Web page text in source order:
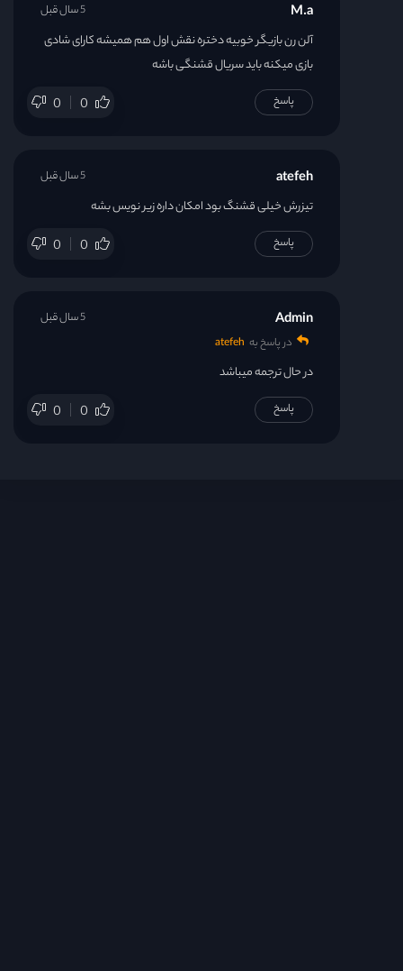
M.a
آلن رن بازیگر خوبیه دختره نقش اول هم همیشه کارای شادی
بازی میکنه باید سریال قشنگی باشه
0 0
5 سال قبل
پاسخ
atefeh
تیزرش خیلی قشنگ بود امکان داره زیر نویس بشه
0 0
5 سال قبل
پاسخ
Admin
در پاسخ به atefeh
در حال ترجمه میباشد
0 0
5 سال قبل
پاسخ